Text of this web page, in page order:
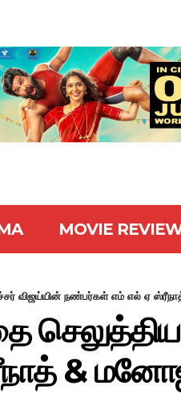
MOVIE
விஜய்யின் நண்பர்கள் எம் எல் ஏ
&